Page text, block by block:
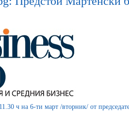
ч на 6-ти март /вторник/ от